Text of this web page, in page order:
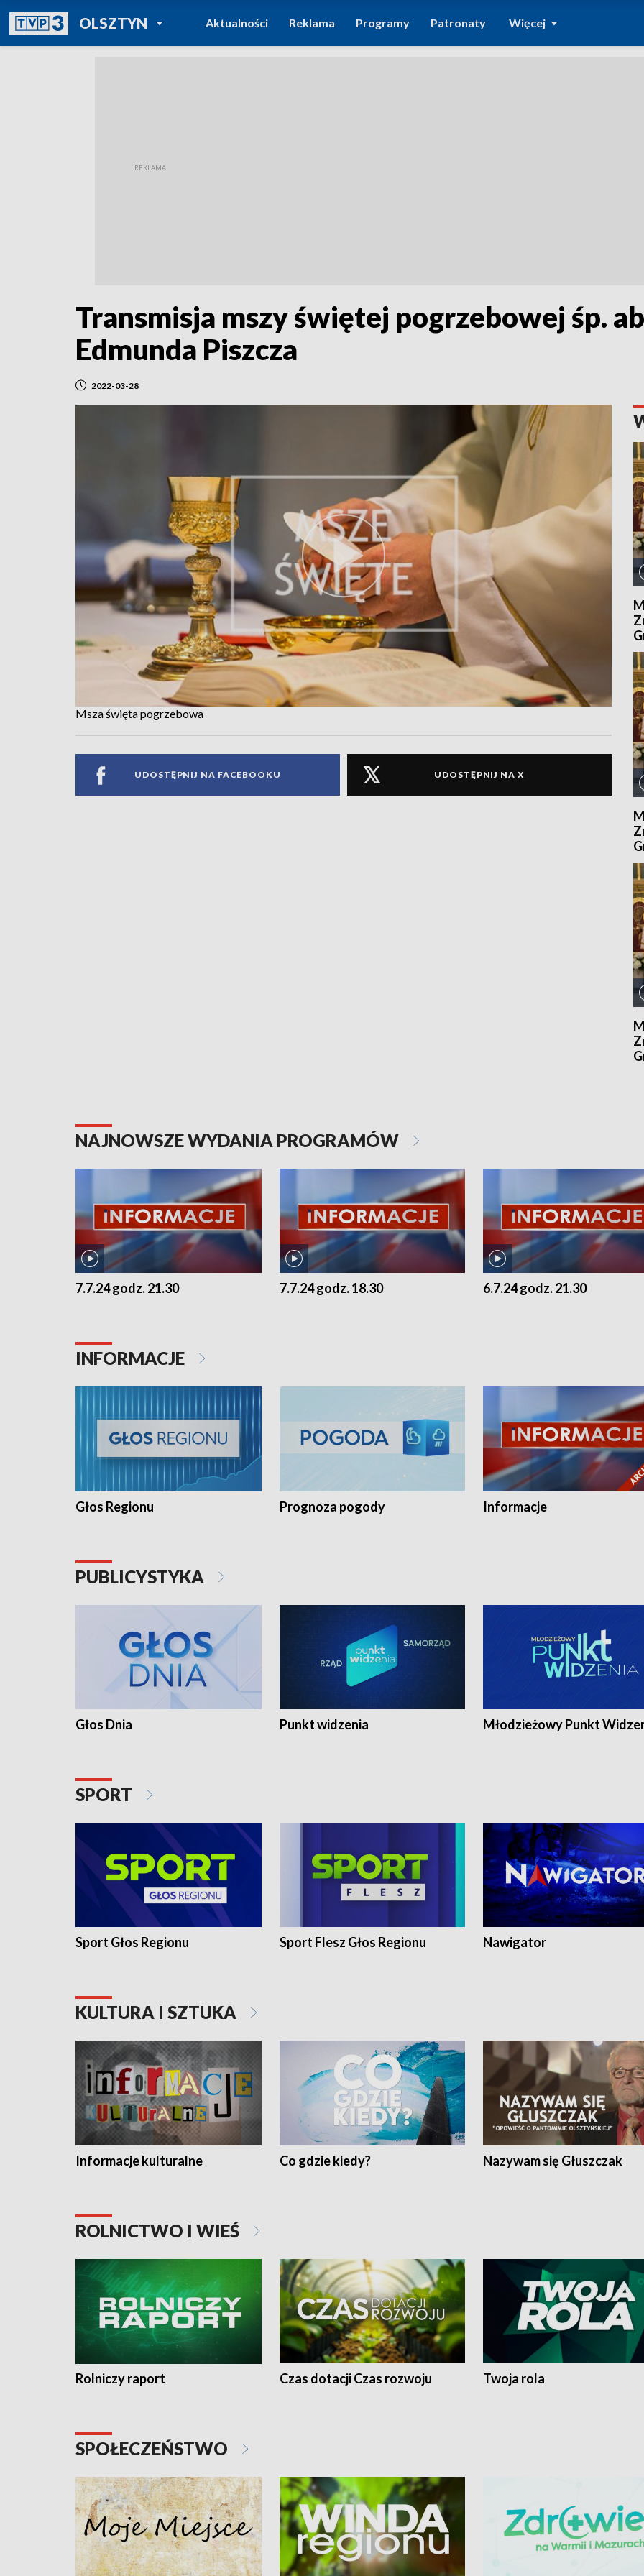
OLSZTYNPOWRÓT DO
TVP REGIONY
Aktualności Reklama Programy Patronaty Więcej
Transmisja mszy świętej pogrzebowej śp.
Edmunda Piszcza
2022-03-28
Msza święta pogrzebowa
UDOSTĘPNIJ NA FACEBOOKU UDOSTĘPNIJ NA X
NAJNOWSZE WYDANIA PROGRAMÓW
7.7.24 godz. 21.30 7.7.24 godz. 18.30 6.7.24 godz. 21.30
INFORMACJE
Głos Regionu Prognoza pogody Informacje
PUBLICYSTYKA
Głos Dnia Punkt widzenia Młodzieżowy Punkt
SPORT
Sport Głos Regionu Sport Flesz Głos Regionu Nawigator
KULTURA I SZTUKA
Informacje kulturalne Co gdzie kiedy? Nazywam się Głuszczak
ROLNICTWO I WIEŚ
Rolniczy raport Czas dotacji Czas rozwoju Twoja rola
SPOŁECZEŃSTWO